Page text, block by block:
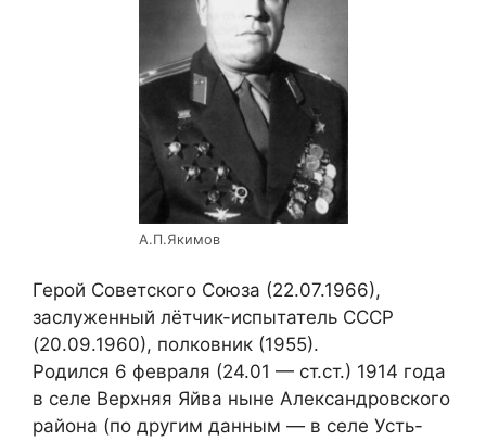
А.П.Якимов
Герой Советского Союза (22.07.1966),
заслуженный лётчик-испытатель СССР
(20.09.1960), полковник (1955).
Родился 6 февраля (24.01 — ст.ст.) 1914 года
в селе Верхняя Яйва ныне Александровского
района (по другим данным — в селе Усть-